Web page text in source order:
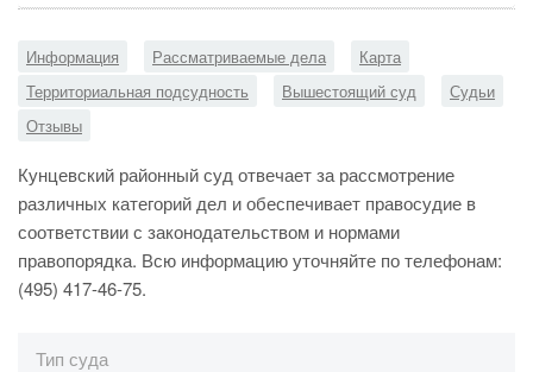
Информация Рассматриваемые дела
Карта
Территориальная подсудность
Вышестоящий суд
Судьи
Отзывы
Кунцевский районный суд отвечает за рассмотрение
различных категорий дел и обеспечивает правосудие в
соответствии с законодательством и нормами
правопорядка. Всю информацию уточняйте по телефонам:
(495) 417-46-75.
Тип суда